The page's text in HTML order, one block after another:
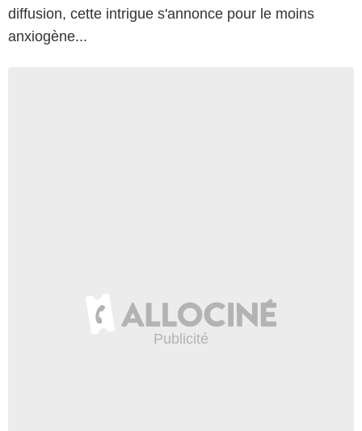
diffusion, cette intrigue s'annonce pour le moins
anxiogène...